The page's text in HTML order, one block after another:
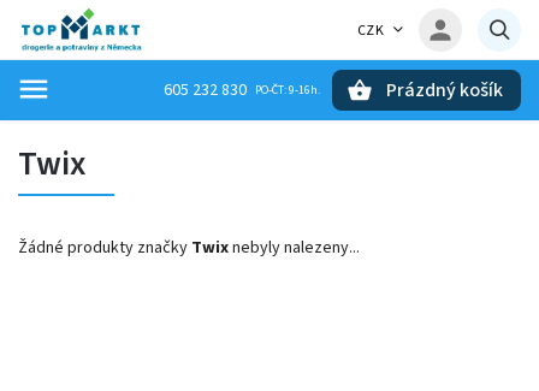
CZK
605 232 830 Prázdný košík
Twix
Žádné produkty značky Twixnebyly nalezeny...